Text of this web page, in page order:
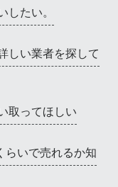
たい。
しい業者を探して
取ってほしい
らいで売れるか知